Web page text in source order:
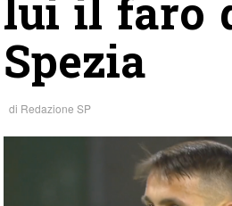
lui il faro
Spezia
di Redazione SP